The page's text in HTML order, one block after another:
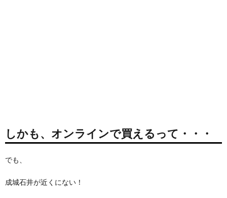
しかも、オンラインで買えるって・・・
でも、
成城石井が近くにない！